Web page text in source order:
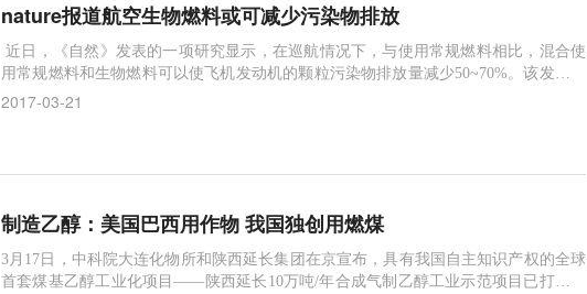
nature报道航空生物燃料或可减少污染物排放
近日，《自然》发表的一项研究显示，在巡航情况下，与使用常规燃料相比，混合使
用常规燃料和生物燃料可以使飞机发动机的颗粒污染物排放量减少50~70%。该发现带
来了有关飞行中的飞机使用生物燃料所产生的环境影
2017-03-21
制造乙醇：美国巴西用作物 我国独创用燃煤
3月17日，中科院大连化物所和陕西延长集团在京宣布，具有我国自主知识产权的全球
首套煤基乙醇工业化项目——陕西延长10万吨/年合成气制乙醇工业示范项目已打通全